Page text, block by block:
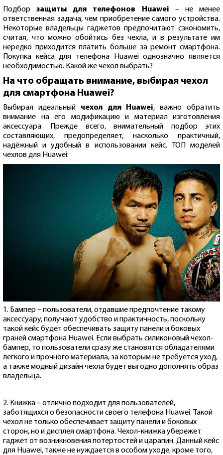
Подборзащиты для телефонов Huawei – не менее
ответственная задача, чем приобретение самого устройства.
Некоторые владельцы гаджетов предпочитают сэкономить,
считая, что можно обойтись без чехла, и в результате им
нередко приходится платить больше за ремонт смартфона.
Покупка кейса для телефона Huawei однозначно является
необходимостью. Какой же чехол выбрать?
На что обращать внимание, выбирая чехол
для смартфона Huawei?
Выбирая идеальный чехол для Huawei, важно обратить
внимание на его модификацию и материал изготовления
аксессуара. Прежде всего, внимательный подбор этих
составляющих, предопределяет, насколько практичный,
надёжный и удобный в использовании кейс. ТОП моделей
чехлов для Huawei:
1. Бампер – пользователи, отдавшие предпочтение такому
аксессуару, получают удобство и практичность, поскольку
такой кейс будет обеспечивать защиту панели и боковых
граней смартфона Huawei. Если выбрать силиконовый чехол-
бампер, то пользователи сразу же становятся обладателями
легкого и прочного материала, за которым не требуется уход,
а также модный дизайн чехла будет выгодно дополнять образ
владельца.
2. Книжка – отлично подходит для пользователей,
заботящихся о безопасности своего телефона Huawei. Такой
чехол не только обеспечивает защиту панели и боковых
сторон, но и дисплея смартфона. Чехол-книжка убережет
гаджет от возникновения потертостей и царапин. Данный кейс
для Huawei, также не нуждается в особом уходе, кроме того,